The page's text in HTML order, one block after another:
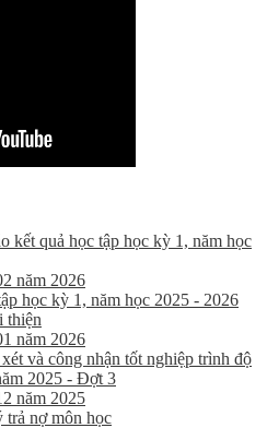
kết quả học tập học kỳ 1, năm học
năm 2026
học kỳ 1, năm học 2025 - 2026
thiện
năm 2026
và công nhận tốt nghiệp trình độ
2025 - Đợt 3
năm 2025
nợ môn học